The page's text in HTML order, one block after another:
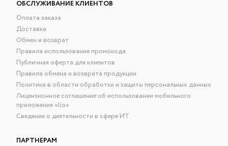
ОБСЛУЖИВАНИЕ КЛИЕНТОВ
Оплата заказа
Доставка
Обмен и возврат
Правила использования промокода
Публичная оферта для клиентов
Правила обмена и возврата продукции
Политика в области обработки и защиты персональных данных
Лицензионное соглашение об использовании мобильного
приложения «lío»
Сведения о деятельности в сфере ИТ
ПАРТНЕРАМ